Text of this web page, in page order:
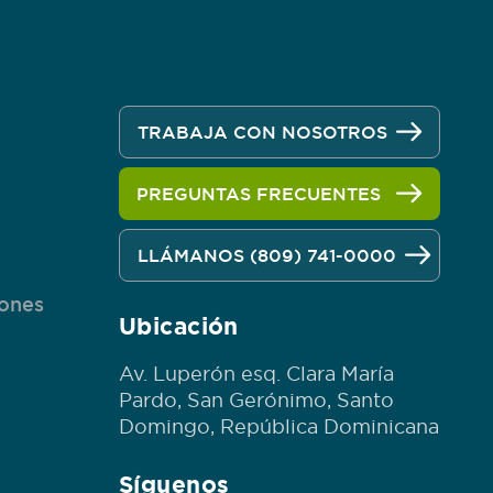
TRABAJA CON NOSOTROS
PREGUNTAS FRECUENTES
LLÁMANOS (809) 741-0000
Ubicación
Av. Luperón esq. Clara María
Pardo, San Gerónimo, Santo
Domingo, República Dominicana
Síguenos